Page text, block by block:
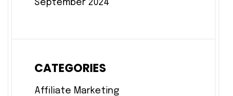
September 2024
CATEGORIES
Affiliate Marketing